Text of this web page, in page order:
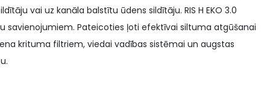
vai uz kanāla balstītu ūdens sildītāju. RIS H EKO 3.0
savienojumiem. Pateicoties ļoti efektīvai siltuma atgūšanai
krituma filtriem, viedai vadības sistēmai un augstas